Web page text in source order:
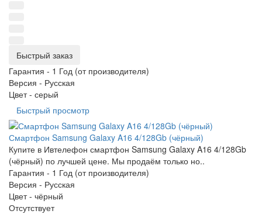
Быстрый заказ
Гарантия - 1 Год (от производителя)
Версия - Русская
Цвет - серый
Быстрый просмотр
Смартфон Samsung Galaxy A16 4/128Gb (чёрный)
Купите в Ивтелефон смартфон Samsung Galaxy A16 4/128Gb
(чёрный) по лучшей цене. Мы продаём только но..
Гарантия - 1 Год (от производителя)
Версия - Русская
Цвет - чёрный
Отсутствует